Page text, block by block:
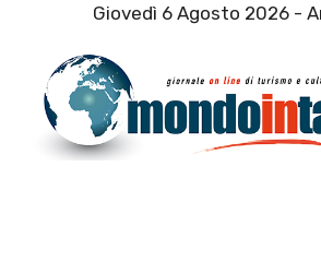
contenuto
Giovedì 6 Agosto 2026 -